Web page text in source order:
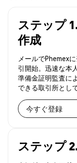
ステップ
作成
メールでPhemex
引開始。迅速な本
準備金証明監査に
できる取引所とし
今すぐ登録
ステップ